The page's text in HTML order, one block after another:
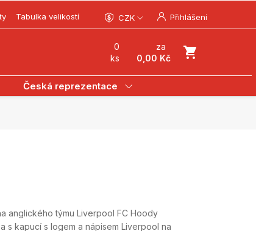
Tabulka velikostí CZK Přihlášení
0
ks
za
0,00 Kč
Česká reprezentace
anglického týmu Liverpool FC Hoody
s kapucí s logem a nápisem Liverpool na